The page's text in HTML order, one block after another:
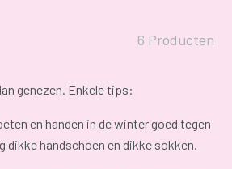
6 Producten
genezen. Enkele tips:
en handen in de winter goed tegen
dikke handschoen en dikke sokken.